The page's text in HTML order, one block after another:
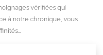
vérifiées qui
à notre chronique, vous